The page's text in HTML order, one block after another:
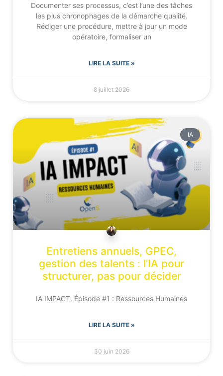
Documenter ses processus, c’est l’une des tâches
les plus chronophages de la démarche qualité.
Rédiger une procédure, mettre à jour un mode
opératoire, formaliser un
LIRE LA SUITE »
8 juillet 2026
IA
Entretiens annuels, GPEC,
gestion des talents : l’IA pour
structurer, pas pour décider
IA IMPACT, Épisode #1 : Ressources Humaines
LIRE LA SUITE »
30 juin 2026